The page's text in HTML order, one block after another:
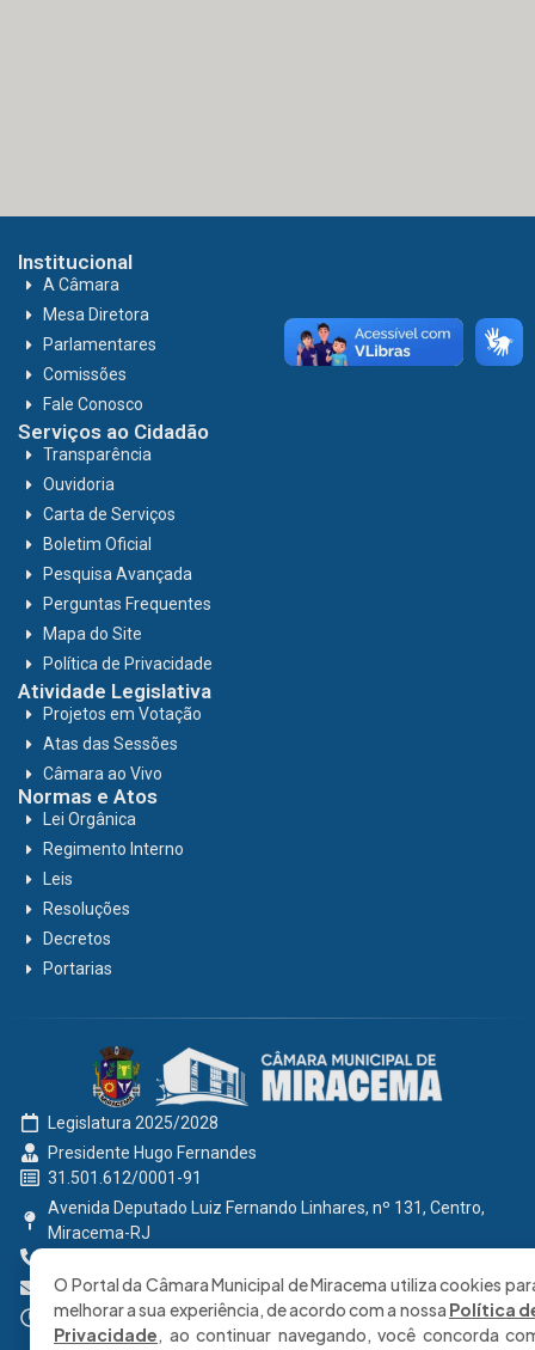
Institucional
A Câmara
Mesa Diretora
Parlamentares
Comissões
Fale Conosco
Serviços ao Cidadão
Transparência
Ouvidoria
Carta de Serviços
Boletim Oficial
Pesquisa Avançada
Perguntas Frequentes
Mapa do Site
Política de Privacidade
Atividade Legislativa
Projetos em Votação
Atas das Sessões
Câmara ao Vivo
Normas e Atos
Lei Orgânica
Regimento Interno
Leis
Resoluções
Decretos
Portarias
Legislatura 2025/2028
Presidente Hugo Fernandes
31.501.612/0001-91
Avenida Deputado Luiz Fernando Linhares, nº 131, Centro,
Miracema-RJ
secretaria@cmmiracema.rj.gov.br
Segunda à Sexta: 08:00 às 17:00 hrs
O Portal da Câmara Municipal de Miracema utiliza cookies
melhorar a sua experiência, de acordo com a nossa Política
Privacidade, ao continuar navegando, você concorda